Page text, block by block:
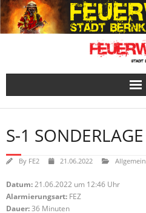
Skip
to
content
S-1 SONDERLAGE
By FE2 21.06.2022 Allgemein
Datum:21.06.2022 um 12:46 Uhr
Alarmierungsart: FEZ
Dauer:36 Minuten